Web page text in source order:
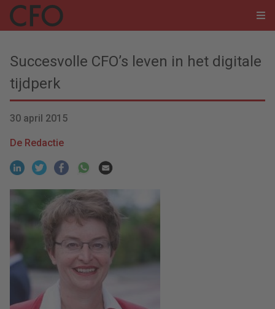
Succesvolle CFO’s leven in het digitale
tijdperk
30 april 2015
De Redactie